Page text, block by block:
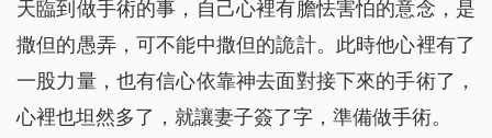
天臨到做手術的事，自己心裡有膽怯害怕的意念，是
撒但的愚弄，可不能中撒但的詭計。此時他心裡有了
一股力量，也有信心依靠神去面對接下來的手術了，
心裡也坦然多了，就讓妻子簽了字，準備做手術。